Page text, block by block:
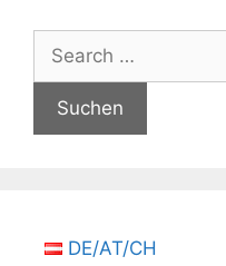
Suchen
nach:
DE/AT/CH